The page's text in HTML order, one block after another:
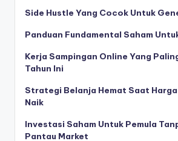
Side Hustle Yang Cocok Untuk
Panduan Fundamental Saham
Kerja Sampingan Online Yang
Tahun Ini
Strategi Belanja Hemat Saat
Naik
Investasi Saham Untuk Pemula
Pantau Market